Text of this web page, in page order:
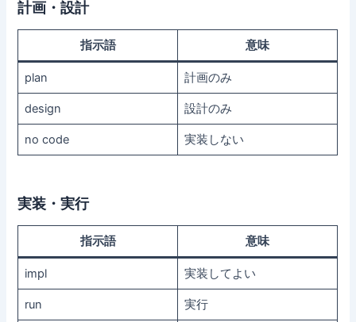
計画・設計
指示語 意味
plan 計画のみ
design 設計のみ
no code 実装しない
実装・実行
指示語 意味
impl 実装してよい
run 実行